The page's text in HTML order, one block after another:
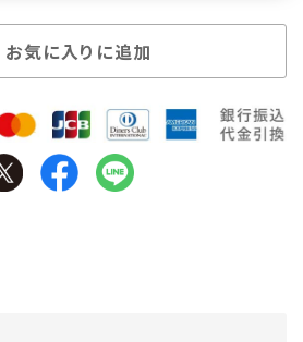
お気に入りに追加